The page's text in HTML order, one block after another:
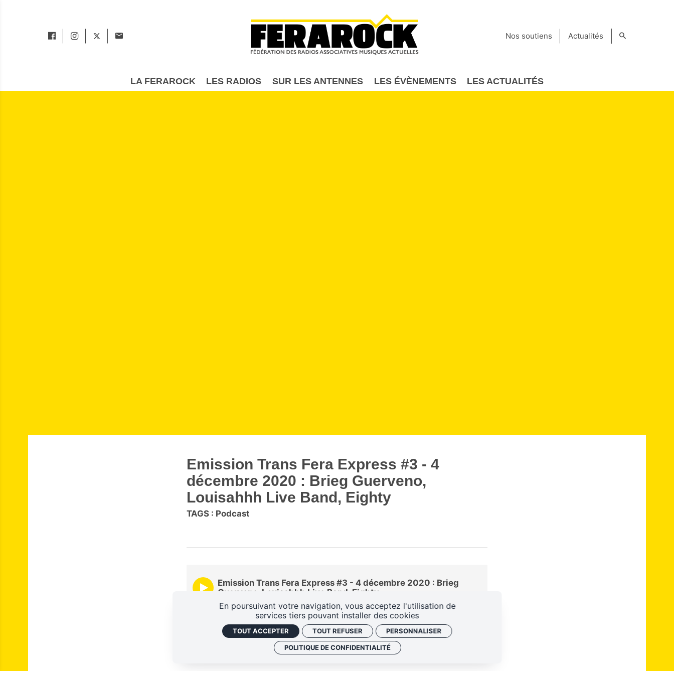
Nos soutiens Actualités
LA FERAROCK LES RADIOS SUR LES ANTENNES LES ÉVÈNEMENTS LES ACTUALITÉS
Emission Trans Fera Express #3 - 4
décembre 2020 : Brieg Guerveno,
Louisahhh Live Band, Eighty
TAGS : Podcast
Emission Trans Fera Express #3 - 4 décembre 2020 : Brieg
Guerveno, Louisahhh Live Band, Eighty
En poursuivant votre navigation, vous acceptez l'utilisation de
services tiers pouvant installer des cookies
TOUT ACCEPTER TOUT REFUSER PERSONNALISER
POLITIQUE DE CONFIDENTIALITÉ